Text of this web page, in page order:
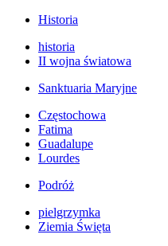
Historia
historia
II wojna światowa
Sanktuaria Maryjne
Częstochowa
Fatima
Guadalupe
Lourdes
Podróż
pielgrzymka
Ziemia Święta